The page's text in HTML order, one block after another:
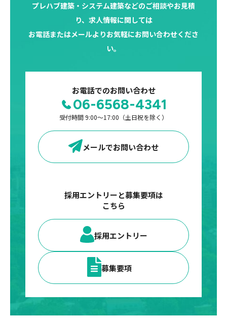
プレハブ建築・システム建築などのご相談やお見積
り、求人情報に関しては
お電話またはメールよりお気軽にお問い合わせくださ
い。
お電話でのお問い合わせ
06-6568-4341
受付時間 9:00〜17:00（土日祝を除く）
メールでお問い合わせ
採用エントリーと募集要項は
こちら
採用エントリー
募集要項